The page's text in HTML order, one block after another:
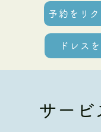
予約をリク
ドレス
サービ